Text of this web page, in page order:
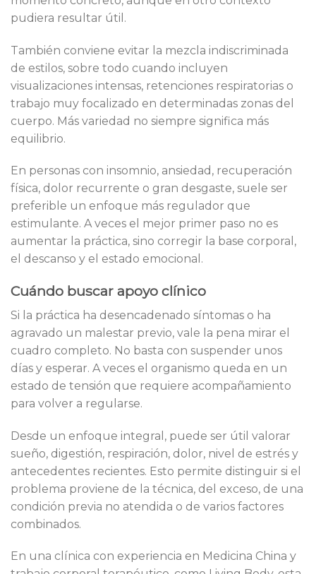
pudiera resultar útil.
También conviene evitar la mezcla indiscriminada
de estilos, sobre todo cuando incluyen
visualizaciones intensas, retenciones respiratorias o
trabajo muy focalizado en determinadas zonas del
cuerpo. Más variedad no siempre significa más
equilibrio.
En personas con insomnio, ansiedad, recuperación
física, dolor recurrente o gran desgaste, suele ser
preferible un enfoque más regulador que
estimulante. A veces el mejor primer paso no es
aumentar la práctica, sino corregir la base corporal,
el descanso y el estado emocional.
Cuándo buscar apoyo clínico
Si la práctica ha desencadenado síntomas o ha
agravado un malestar previo, vale la pena mirar el
cuadro completo. No basta con suspender unos
días y esperar. A veces el organismo queda en un
estado de tensión que requiere acompañamiento
para volver a regularse.
Desde un enfoque integral, puede ser útil valorar
sueño, digestión, respiración, dolor, nivel de estrés y
antecedentes recientes. Esto permite distinguir si el
problema proviene de la técnica, del exceso, de una
condición previa no atendida o de varios factores
combinados.
En una clínica con experiencia en Medicina China y